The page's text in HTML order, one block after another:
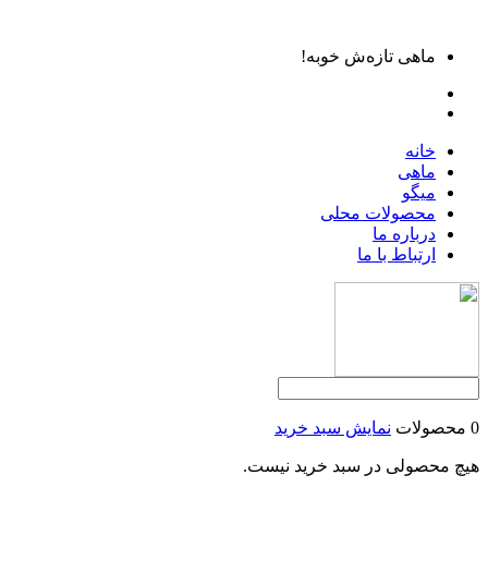
ماهی تازه‌ش خوبه!
خانه
ماهی
میگو
محصولات محلی
درباره ما
ارتباط با ما
0 محصولات نمایش سبد خرید
هیچ محصولی در سبد خرید نیست.